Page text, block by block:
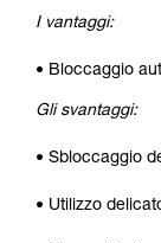
I vantaggi:
• Bloccaggio
Gli svantaggi:
• Sbloccaggio
• Utilizzo